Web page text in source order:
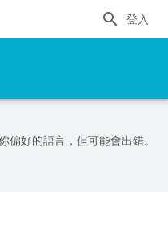
登入
偏好的語言，但可能會出錯。